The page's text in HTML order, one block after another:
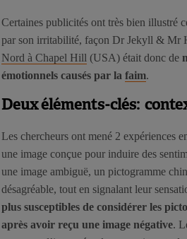
Certaines publicités ont très bien illustré
par son irritabilité, façon Dr Jekyll & Mr
Nord à Chapel Hill (USA) était donc de
émotionnels causés par la faim.
Deux éléments-clés:
Les chercheurs ont mené 2 expériences
une image conçue pour induire des
une image ambiguë, un pictogramme
désagréable, tout en signalant leur
plus susceptibles de considérer les
après avoir reçu une image négative.